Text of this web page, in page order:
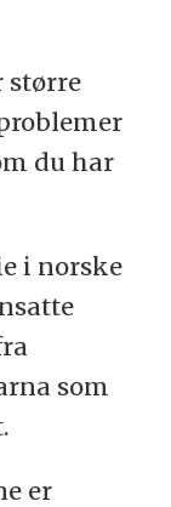
større
du har
i norske
som
er